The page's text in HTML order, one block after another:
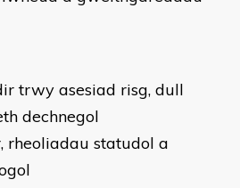
trwy asesiad risg, dull
dechnegol
rheoliadau statudol a